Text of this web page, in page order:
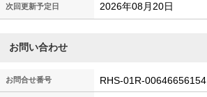
次回更新予定日 2026年08月20日
お問い合わせ
お問合せ番号 RHS-01R-00646656154